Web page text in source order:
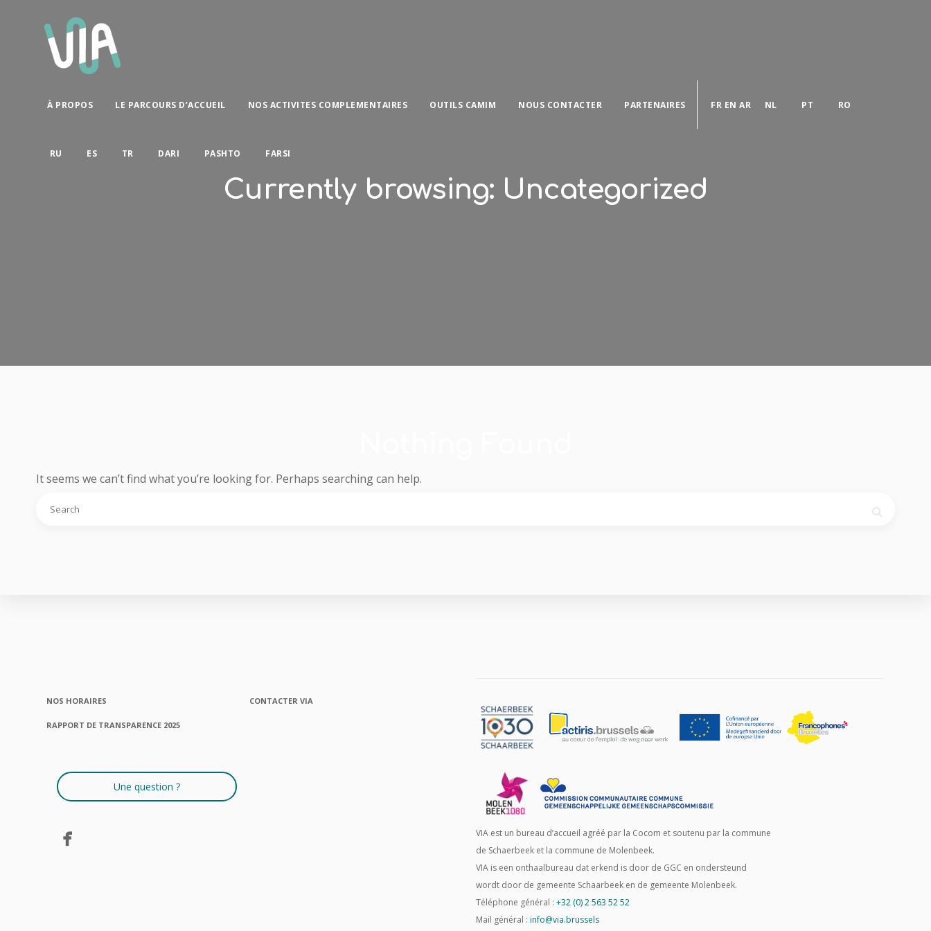
À PROPOS LE PARCOURS D’ACCUEIL NOS ACTIVITES COMPLEMENTAIRES OUTILS CAMIM NOUS CONTACTER PARTENAIRES FR EN AR NL PT RO
RU ES TR DARI PASHTO FARSI
Currently browsing: Uncategorized
It seems we can’t find what you’re looking for. Perhaps searching can help.
NOS HORAIRES CONTACTER VIA
RAPPORT DE TRANSPARENCE 2025
Une question ?
VIA est un bureau d’accueil agréé par la Cocom et soutenu par la commune
de Schaerbeek et la commune de Molenbeek.
VIA is een onthaalbureau dat erkend is door de GGC en ondersteund
wordt door de gemeente Schaarbeek en de gemeente Molenbeek.
Téléphone général : +32 (0) 2 563 52 52
Mail général : info@via.brussels